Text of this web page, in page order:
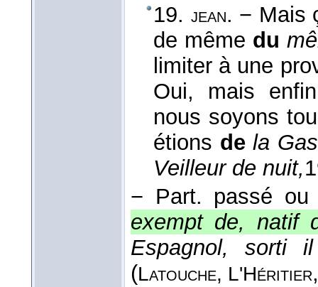
19. jean. − Mais
de même du
limiter à une
Oui, mais
nous soyons
étions de la
Veilleur de nuit,
− Part. passé
exempt de, natif
Espagnol,
(Latouche, L'Héritier